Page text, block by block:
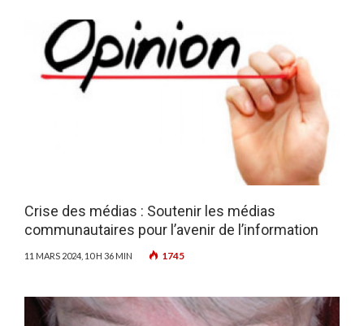
Crise des médias : Soutenir les médias
communautaires pour l’avenir de l’information
11 MARS 2024, 10 H 36 MIN 1745